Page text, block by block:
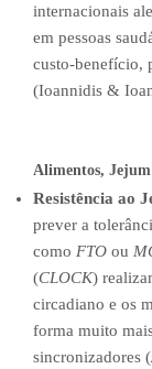
internacionais
em pessoas
custo-benefício,
(Ioannidis &
Alimentos,
Resistência ao
prever a
como FTO ou
(CLOCK)
circadiano e os
forma muito
sincronizadores (